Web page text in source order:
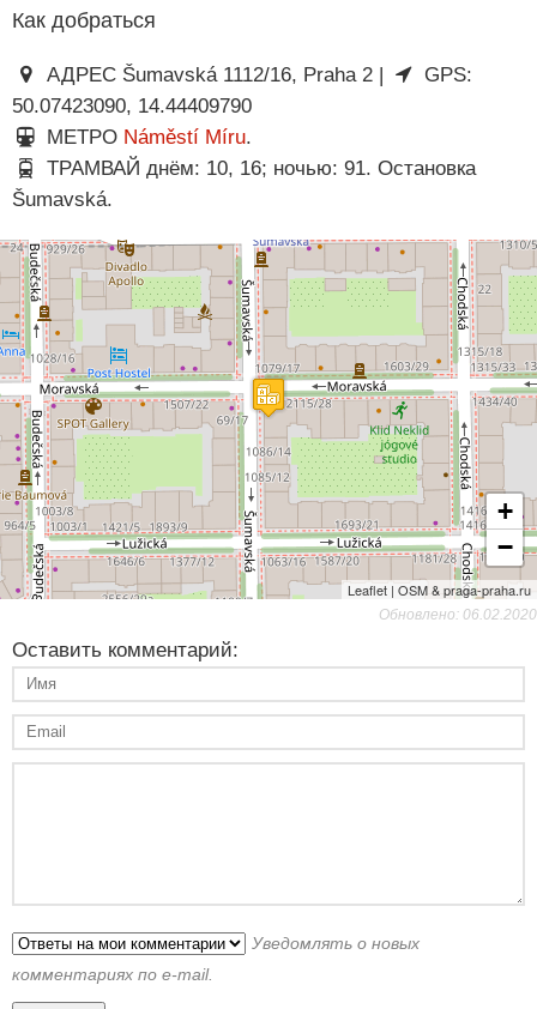
Как добраться
АДРЕС Šumavská 1112/16, Praha 2 |
GPS:
50.07423090, 14.44409790
МЕТРО Náměstí Míru.
ТРАМВАЙ днём: 10, 16; ночью: 91. Остановка
Šumavská.
+
−
Leaflet | OSM & praga-praha.ru
Обновлено: 06.02.2020
Оставить комментарий:
Уведомлять о новых
комментариях по e-mail.